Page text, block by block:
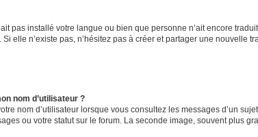
pas installé votre langue ou bien que personne n’ait encore
elle n’existe pas, n’hésitez pas à créer et partager une nouvelle
nom d’utilisateur ?
nom d’utilisateur lorsque vous consultez les messages d’un
ou votre statut sur le forum. La seconde image, souvent plus